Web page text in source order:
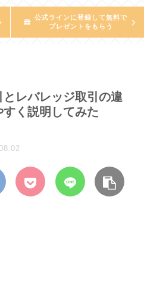
公式ラインに登録して無料で
プレゼントをもらう
レバレッジ取引の違
く説明してみた